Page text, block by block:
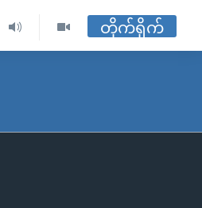
တိုက်ရိုက်